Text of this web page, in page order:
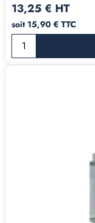
13,25 € HT
soit 15,90 € TTC